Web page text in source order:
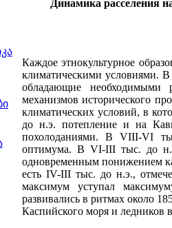
Динамика расселения
Каждое этнокультурное
климатическими условиями. В
обладающие необходимыми
механизмов исторического
климатических условий, в
до н.э. потепление и на
похолоданиями. В VIII-VI
оптимума. В VI-III тыс. до
одновременным понижением
есть IV-III тыс. до н.э.,
максимум уступал
развивались в ритмах около
Каспийского моря и ледников